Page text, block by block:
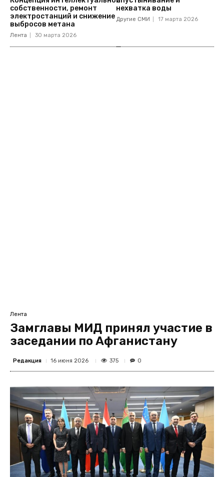
собственности, ремонт
электростанций и снижение
выбросов метана
Лента 30 марта 2026
нехватка воды
Другие СМИ 17 марта 2026